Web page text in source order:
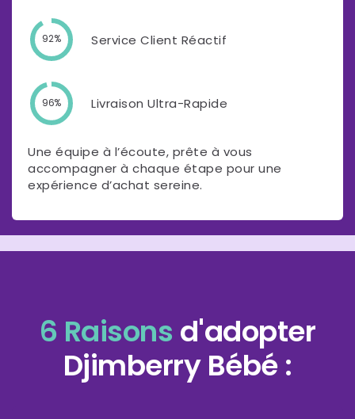
92% Service Client Réactif
96% Livraison Ultra-Rapide
Une équipe à l’écoute, prête à vous
accompagner à chaque étape pour une
expérience d’achat sereine.
6 Raisons d'adopter
Djimberry Bébé :